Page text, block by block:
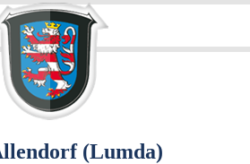
(Lumda)